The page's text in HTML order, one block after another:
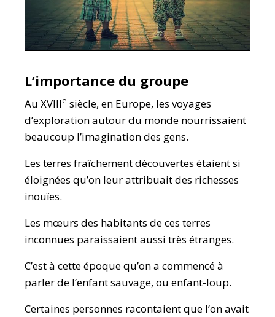
L’importance du groupe
Au XVIIIe siècle, en Europe, les voyages
d’exploration autour du monde nourrissaient
beaucoup l’imagination des gens.
Les terres fraîchement découvertes étaient si
éloignées qu’on leur attribuait des richesses
inouïes.
Les mœurs des habitants de ces terres
inconnues paraissaient aussi très étranges.
C’est à cette époque qu’on a commencé à
parler de l’enfant sauvage, ou enfant-loup.
Certaines personnes racontaient que l’on avait